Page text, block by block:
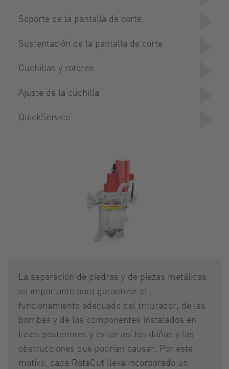
Soporte de la pantalla de corte
Sustentación de la pantalla de corte
Cuchillas y rotores
Ajuste de la cuchilla
QuickService
La separación de piedras y de piezas metálicas
es importante para garantizar el
funcionamiento adecuado del triturador, de las
bombas y de los componentes instalados en
fases posteriores y evitar así los daños y las
obstrucciones que podrían causar. Por este
motivo, cada RotaCut lleva incorporado un